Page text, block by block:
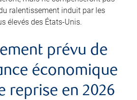
ralentissement induit par les
élevés des États-Unis.
prévu de
économique
reprise en 2026